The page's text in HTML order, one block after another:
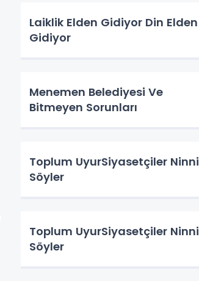
Laiklik Elden Gidiyor Din Elden
Gidiyor
Menemen Belediyesi Ve
Bitmeyen Sorunları
Toplum UyurSiyasetçiler Ninni
Söyler
Toplum UyurSiyasetçiler Ninni
Söyler